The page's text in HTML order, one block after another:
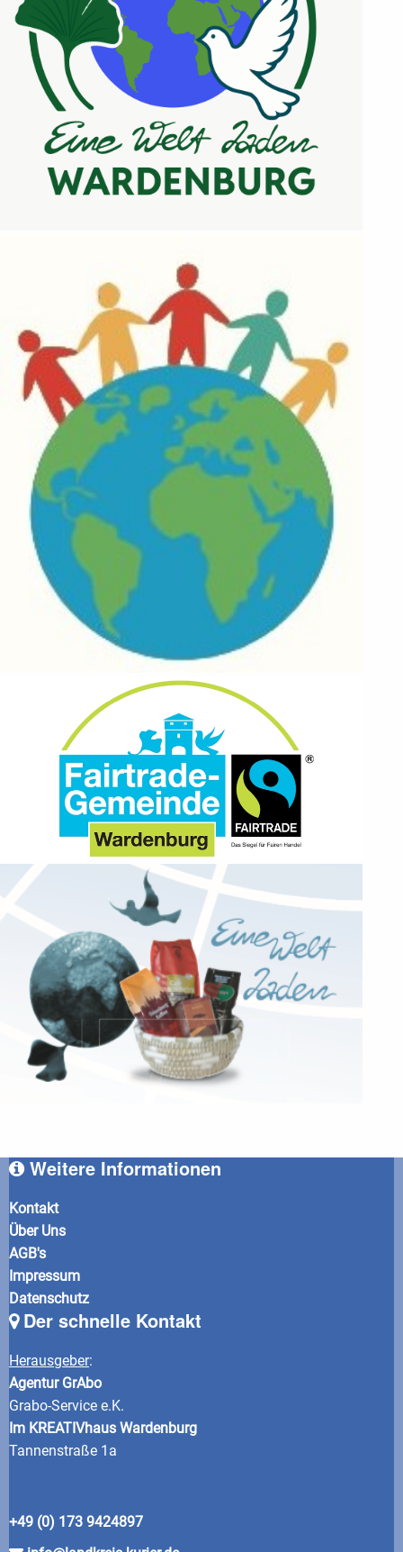
Weitere Informationen
Kontakt
Über Uns
AGB's
Impressum
Datenschutz
Der schnelle Kontakt
Herausgeber:
Agentur GrAbo
Grabo-Service e.K.
Im KREATIVhaus Wardenburg
Tannenstraße 1a
+49 (0) 173 9424897